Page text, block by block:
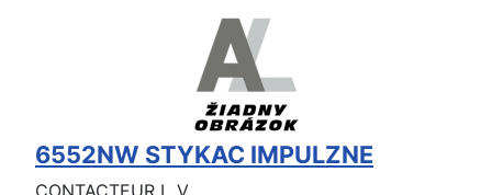
6552NW STYKAC IMPULZNE
CONTACTEUR L_V